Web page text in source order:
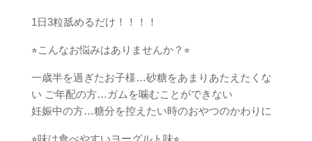
1日3粒舐めるだけ！！！！
⭐︎こんなお悩みはありませんか？⭐︎
一歳半を過ぎたお子様…砂糖をあまりあたえたくな
い ご年配の方…ガムを噛むことができない
妊娠中の方…糖分を控えたい時のおやつのかわりに